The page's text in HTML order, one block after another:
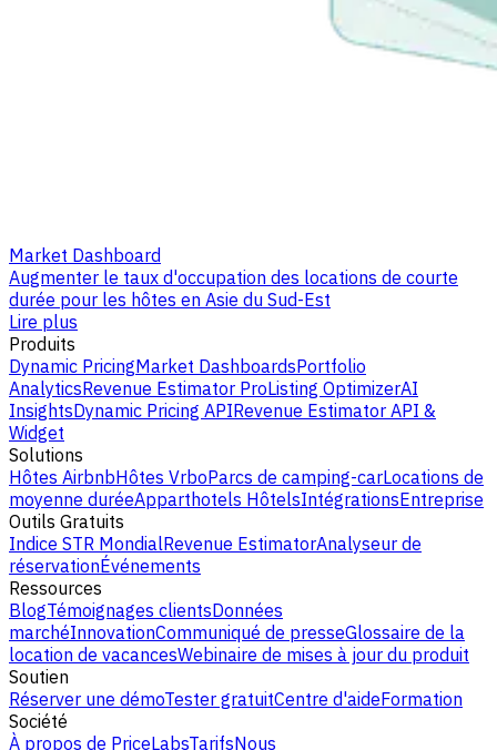
Market Dashboard
Augmenter le taux d'occupation des locations de courte
durée pour les hôtes en Asie du Sud-Est
Lire plus
Produits
Dynamic PricingMarket DashboardsPortfolio
AnalyticsRevenue Estimator ProListing OptimizerAI
InsightsDynamic Pricing APIRevenue Estimator API &
Widget
Solutions
Hôtes AirbnbHôtes VrboParcs de camping-carLocations de
moyenne duréeApparthotels HôtelsIntégrationsEntreprise
Outils Gratuits
Indice STR MondialRevenue EstimatorAnalyseur de
réservationÉvénements
Ressources
BlogTémoignages clientsDonnées
marchéInnovationCommuniqué de presseGlossaire de la
location de vacancesWebinaire de mises à jour du produit
Soutien
Réserver une démoTester gratuitCentre d'aideFormation
Société
À propos de PriceLabsTarifsNous